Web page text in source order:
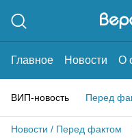
Главное Новости О
ВИП-новость Перед
Новости / Перед фактом